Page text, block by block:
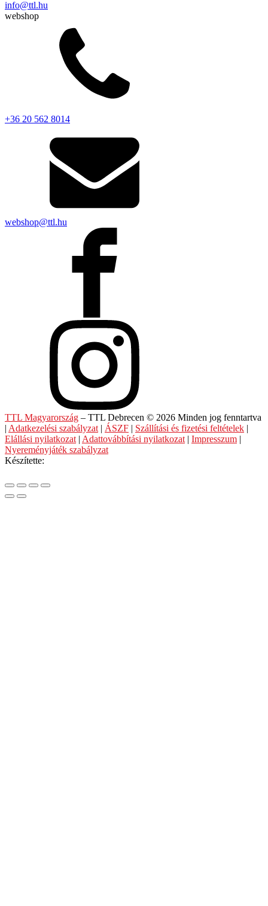
info@ttl.hu
webshop
+36 20 562 8014
webshop@ttl.hu
TTL Magyarország – TTL Debrecen © 2026 Minden jog fenntartva
| Adatkezelési szabályzat | ÁSZF | Szállítási és fizetési feltételek |
Elállási nyilatkozat | Adattovábbítási nyilatkozat | Impresszum |
Nyereményjáték szabályzat
Készítette: